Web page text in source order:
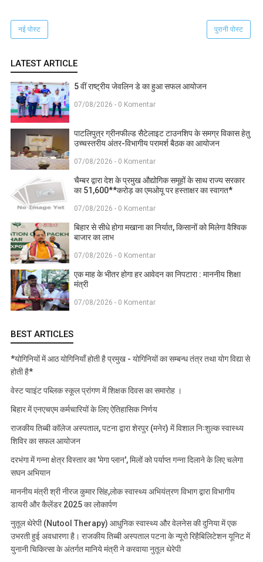
नई पोस्ट पुरानी पोस्ट
LATEST ARTICLE
5 वीं राष्ट्रीय जेवलिन डे का हुआ सफल आयोजन
07/08/2026 - 0 Komentar
पाटलिपुत्र ग्रीनफील्ड सैटेलाइट टाउनशिप के समग्र विकास हेतु
उच्चस्तरीय अंतर-विभागीय परामर्श बैठक का आयोजन
07/08/2026 - 0 Komentar
चैम्बर द्वारा देश के प्रमुख औद्योगिक समूहों के साथ राज्य सरकार
का 51,600**करोड़ का एमओयू पर हस्ताक्षर का स्वागत*
07/08/2026 - 0 Komentar
बिहार से सीधे होगा मखाना का निर्यात, किसानों को मिलेगा वैश्विक
बाजार का लाभ
07/08/2026 - 0 Komentar
एक माह के भीतर होगा हर आवेदन का निपटारा : माननीय शिक्षा
मंत्री
07/08/2026 - 0 Komentar
BEST ARTICLES
*योगिनियों में आठ योगिनियाँ होती है प्रमुख - योगिनियों का सम्बन्ध तंत्र तथा योग विद्या से
होती है*
वेस्ट प्वाइंट पब्लिक स्कूल प्रांगण में शिक्षक दिवस का समारोह ।
बिहार में एनएचएम कर्मचारियों के लिए ऐतिहासिक निर्णय
राजकीय तिब्बी कॉलेज अस्पताल, पटना द्वारा शेरपुर (मनेर) में विशाल निःशुल्क स्वास्थ्य
शिविर का सफल आयोजन
दरभंगा में गन्ना क्षेत्र विस्तार का 'मेगा प्लान', मिलों को पर्याप्त गन्ना दिलाने के लिए चलेगा
सघन अभियान
माननीय मंत्री श्री नीरज कुमार सिंह,लोक स्वास्थ्य अभियंत्रण विभाग द्वारा विभागीय
डायरी और कैलेंडर 2025 का लोकार्पण
नुतूल थेरेपी (Nutool Therapy) आधुनिक स्वास्थ्य और वेलनेस की दुनिया में एक
उभरती हुई अवधारणा है। राजकीय तिब्बी अस्पताल पटना के न्यूरो रिहैबिलिटेशन यूनिट में
युनानी चिकित्सा के अंतर्गत मानिये मंत्री ने करवाया नुतूल थेरेपी